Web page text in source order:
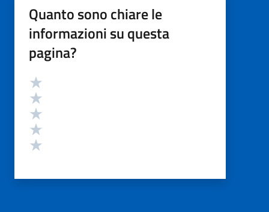
Quanto sono chiare le
informazioni su questa
pagina?
Valutazione